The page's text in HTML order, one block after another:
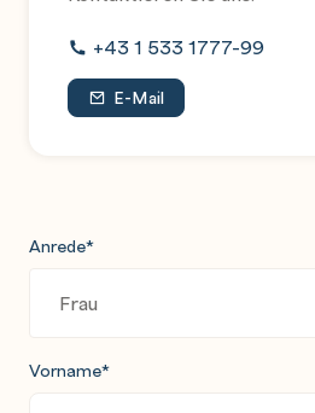
+43 1 533 1777-99
E-Mail
Anrede*
Vorname*